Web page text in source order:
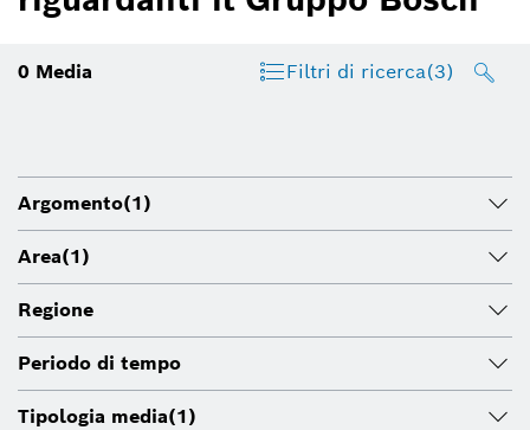
0 Media Filtri di ricerca(3)
Argomento(1)
Area(1)
Regione
Periodo di tempo
Tipologia media(1)